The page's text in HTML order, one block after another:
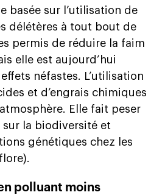
basée sur l’utilisation de
délétères à tout bout de
permis de réduire la faim
elle est aujourd’hui
néfastes. L’utilisation
et d’engrais chimiques
Elle fait peser
sur la biodiversité et
génétiques chez les
polluant moins